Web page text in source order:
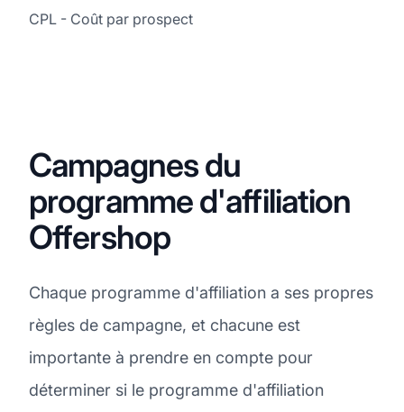
CPL - Coût par prospect
Campagnes du
programme d'affiliation
Offershop
Chaque programme d'affiliation a ses propres
règles de campagne, et chacune est
importante à prendre en compte pour
déterminer si le programme d'affiliation